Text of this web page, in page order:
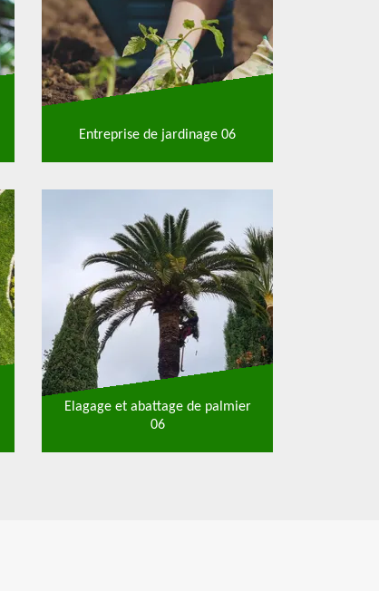
Entreprise de jardinage 06
Elagage et abattage de palmier
06